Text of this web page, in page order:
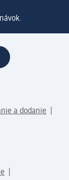
a dodanie